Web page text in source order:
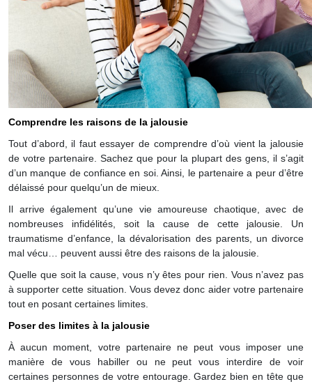
Comprendre les raisons de la jalousie
Tout d’abord, il faut essayer de comprendre d’où vient la jalousie
de votre partenaire. Sachez que pour la plupart des gens, il s’agit
d’un manque de confiance en soi. Ainsi, le partenaire a peur d’être
délaissé pour quelqu’un de mieux.
Il arrive également qu’une vie amoureuse chaotique, avec de
nombreuses infidélités, soit la cause de cette jalousie. Un
traumatisme d’enfance, la dévalorisation des parents, un divorce
mal vécu… peuvent aussi être des raisons de la jalousie.
Quelle que soit la cause, vous n’y êtes pour rien. Vous n’avez pas
à supporter cette situation. Vous devez donc aider votre partenaire
tout en posant certaines limites.
Poser des limites à la jalousie
À aucun moment, votre partenaire ne peut vous imposer une
manière de vous habiller ou ne peut vous interdire de voir
certaines personnes de votre entourage. Gardez bien en tête que